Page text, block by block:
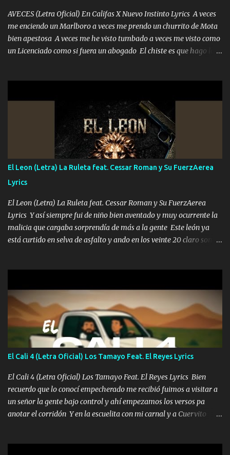
AVECES (Letra Oficial) En Califas X Nuevo Instinto Lyrics A veces
me enciendo un Marlboro a veces me prendo un churrito de Mota
bien apestosa A veces me he visto tumbado a veces me visto como
un Licenciado como si fuera un abogado El chiste es que hago lo
corriente no quieren verte subir de level trucha mis plebes Música
A veces me pongo un sombrero a veces me ven la cachucha de lado
con la mirada siempre en alto A veces me fajó una super o a veces
me fajó una Glock siempre armado todas las generaciones yo
traigo El chiste es que hago lo que quiero pues así soy me mandó
yo tengo el control a todos yo les paro el dedo soy hocicon un
malcriado un malandrón Que Les importa no saben nada falsas
las risas las que me miran hay gente corriente no quieren ve...
El Leon (Letra) La Ruleta feat. Cessar Roman y Su FuerzAerea
Lyrics
El Leon (Letra) La Ruleta feat. Cessar Roman y Su FuerzAerea
Lyrics Y así siempre fui de niño bien aventado y muy ocurrente la
malicia que cargaba sorprendía de más a la gente Este león ya
está curtido en selva de asfalto y ando en los veinte 20 claro son
pa más pues hay charola les voy a dar hasta topar pues no hay de
otra Música Surcando bien mi camino voy por mi línea no veo a
los lados aquel que no corre vuela no se me duerm voy chicoteado
Ya pasé varias hazañas ya tienen rato que me agarran el colmillo
de este León los estatales no sé esperaron Al tiro esta la PrimiZa
también la nueve que cargo al lado doy la mano al que su amigo y
al traicionero damos pa abajo Y No me paran aquí hay pa más
pues hay charola les voy a dar hasta topar pues no hay de otra...
El Cali 4 (Letra Oficial) Los Tamayo Feat. El Reyes Lyrics
El Cali 4 (Letra Oficial) Los Tamayo Feat. El Reyes Lyrics Bien
recuerdo que lo conocí empecherado me recibió fuimos a visitar a
un señor la gente bajo control y ahí empezamos los versos pa
anotar el corridón Y en la escuelita con mi carnal y a Cuervito